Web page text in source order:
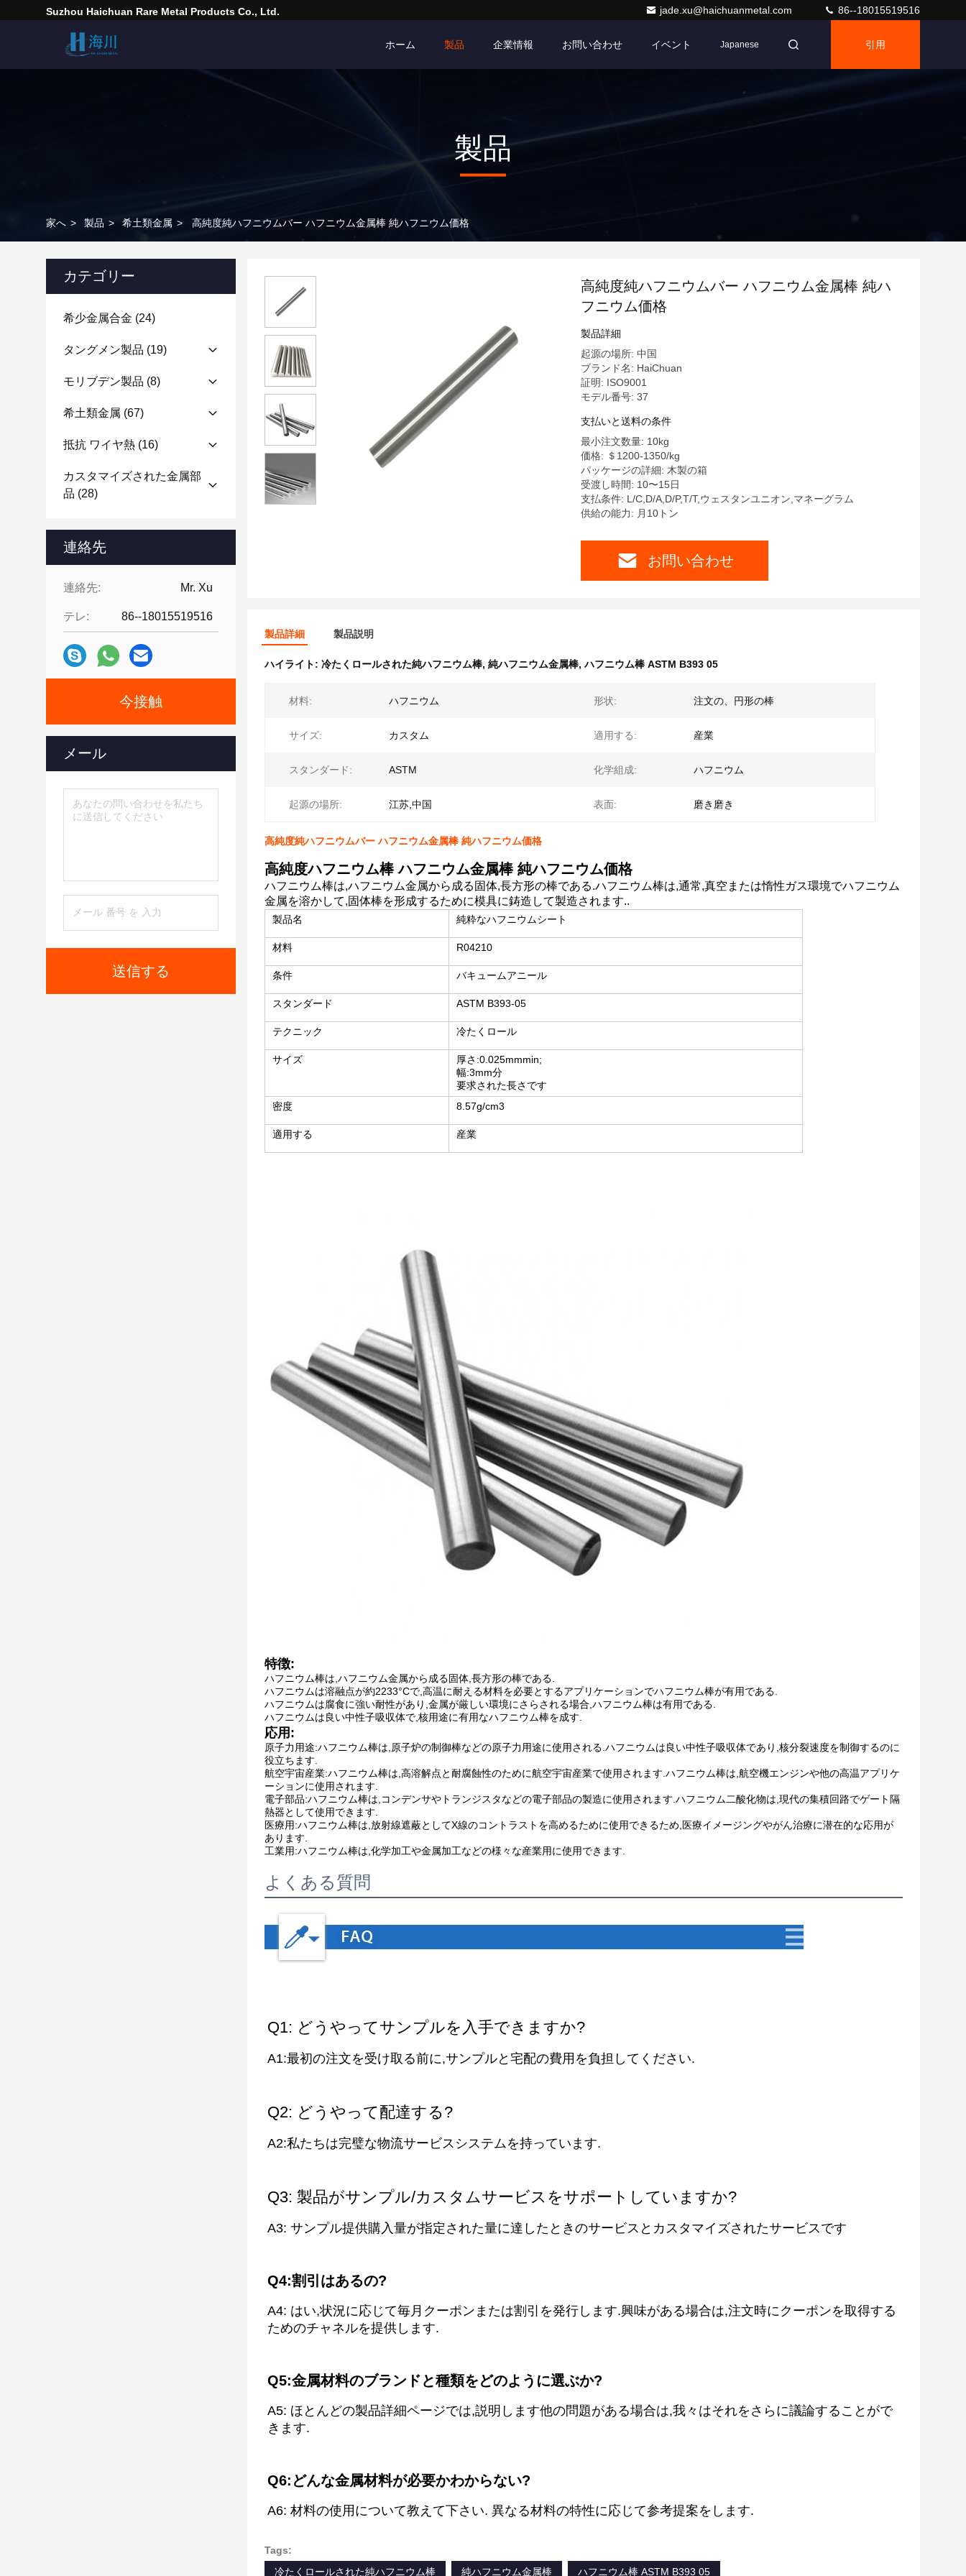
Suzhou Haichuan Rare Metal Products Co., Ltd. jade.xu@haichuanmetal.com 86--18015519516
ホーム 製品 企業情報 お問い合わせ イベント Japanese 引用
製品
家へ > 製品 > 希土類金属 > 高純度純ハフニウムバー ハフニウム金属棒 純ハフニウム価格
カテゴリー
希少金属合金 (24)
タングメン製品 (19)
モリブデン製品 (8)
希土類金属 (67)
抵抗 ワイヤ熱 (16)
カスタマイズされた金属部
品 (28)
連絡先
連絡先: Mr. Xu
テレ: 86--18015519516
今接触
メール
送信する
高純度純ハフニウムバー ハフニウム金属棒 純ハ
フニウム価格
製品詳細
起源の場所: 中国
ブランド名: HaiChuan
証明: ISO9001
モデル番号: 37
支払いと送料の条件
最小注文数量: 10kg
価格: ＄1200-1350/kg
パッケージの詳細: 木製の箱
受渡し時間: 10〜15日
支払条件: L/C,D/A,D/P,T/T,ウェスタンユニオン,マネーグラム
供給の能力: 月10トン
お問い合わせ
製品詳細 製品説明
ハイライト: 冷たくロールされた純ハフニウム棒, 純ハフニウム金属棒,ハフニウム棒 ASTM B393 05
材料: ハフニウム 形状: 注文の、円形の棒
サイズ: カスタム 適用する: 産業
スタンダード: ASTM 化学組成: ハフニウム
起源の場所: 江苏,中国 表面: 磨き磨き
高純度純ハフニウムバー ハフニウム金属棒 純ハフニウム価格
高純度ハフニウム棒 ハフニウム金属棒 純ハフニウム価格
ハフニウム棒は,ハフニウム金属から成る固体,長方形の棒である.ハフニウム棒は,通常,真空または惰性ガス環境でハフニウム
金属を溶かして,固体棒を形成するために模具に鋳造して製造されます..
製品名 純粋なハフニウムシート
材料 R04210
条件 バキュームアニール
スタンダード ASTM B393-05
テクニック 冷たくロール
サイズ
厚さ:0.025mmmin;
幅:3mm分
要求された長さです
密度
8.57g/cm3
適用する 産業
特徴:
ハフニウム棒は,ハフニウム金属から成る固体,長方形の棒である.
ハフニウムは溶融点が約2233°Cで,高温に耐える材料を必要とするアプリケーションでハフニウム棒が有用である.
ハフニウムは腐食に強い耐性があり,金属が厳しい環境にさらされる場合,ハフニウム棒は有用である.
ハフニウムは良い中性子吸収体で,核用途に有用なハフニウム棒を成す.
応用:
原子力用途:ハフニウム棒は,原子炉の制御棒などの原子力用途に使用される.ハフニウムは良い中性子吸収体であり,核分裂速度を制御するのに
役立ちます.
航空宇宙産業:ハフニウム棒は,高溶解点と耐腐蝕性のために航空宇宙産業で使用されます.ハフニウム棒は,航空機エンジンや他の高温アプリケ
ーションに使用されます.
電子部品:ハフニウム棒は,コンデンサやトランジスタなどの電子部品の製造に使用されます.ハフニウム二酸化物は,現代の集積回路でゲート隔
熱器として使用できます.
医療用:ハフニウム棒は,放射線遮蔽としてX線のコントラストを高めるために使用できるため,医療イメージングやがん治療に潜在的な応用が
あります.
工業用:ハフニウム棒は,化学加工や金属加工などの様々な産業用に使用できます.
よくある質問
Q1: どうやってサンプルを入手できますか?
A1:最初の注文を受け取る前に,サンプルと宅配の費用を負担してください.
Q2: どうやって配達する?
A2:私たちは完璧な物流サービスシステムを持っています.
Q3: 製品がサンプル/カスタムサービスをサポートしていますか?
A3: サンプル提供購入量が指定された量に達したときのサービスとカスタマイズされたサービスです
Q4:割引はあるの?
A4: はい,状況に応じて毎月クーポンまたは割引を発行します.興味がある場合は,注文時にクーポンを取得する
ためのチャネルを提供します.
Q5:金属材料のブランドと種類をどのように選ぶか?
A5: ほとんどの製品詳細ページでは,説明します他の問題がある場合は,我々はそれをさらに議論することがで
きます.
Q6:どんな金属材料が必要かわからない?
A6: 材料の使用について教えて下さい. 異なる材料の特性に応じて参考提案をします.
Tags:
冷たくロールされた純ハフニウム棒
純ハフニウム金属棒 ハフニウム棒 ASTM B393 05